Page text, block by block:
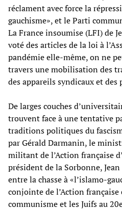
réclament avec force la
gauchisme», et le Parti
La France insoumise (LFI) de
voté des articles de la loi à
pandémie elle-même, on ne
travers une mobilisation des
des appareils syndicaux et des
De larges couches
trouvent face à une tentative
traditions politiques du
par Gérald Darmanin, le
militant de l’Action française
président de la Sorbonne,
entre la chasse à «l’islamo-
conjointe de l’Action
communisme et les Juifs au